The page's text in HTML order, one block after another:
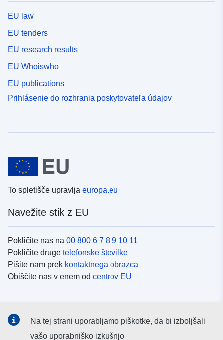
EU law
EU tenders
EU research results
EU Whoiswho
EU publications
Prihlásenie do rozhrania poskytovateľa údajov
To spletišče upravlja europa.eu
Navežite stik z EU
Pokličite nas na 00 800 6 7 8 9 10 11
Pokličite druge telefonske številke
Pišite nam prek kontaktnega obrazca
Obiščite nas v enem od centrov EU
Iskanje podružbenih medijih EU
Na tej strani uporabljamo piškotke, da bi izboljšali
vašo uporabniško izkušnjo